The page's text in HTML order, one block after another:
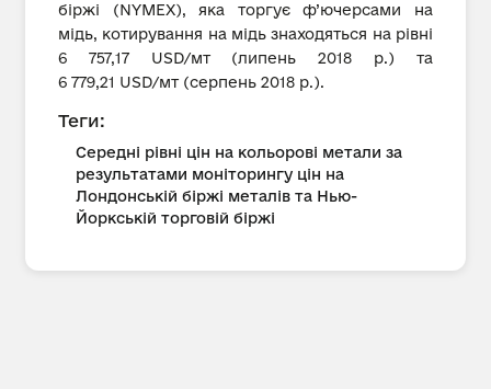
біржі (NYMEX), яка торгує ф’ючерсами на
мідь, котирування на мідь знаходяться на рівні
6 757,17 USD/мт (липень 2018 р.) та
6 779,21 USD/мт (серпень 2018 р.).
Теги:
Середні рівні цін на кольорові метали за
результатами моніторингу цін на
Лондонській біржі металів та Нью-
Йоркській торговій біржі